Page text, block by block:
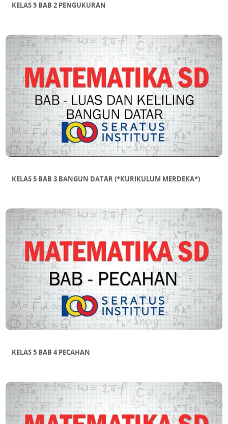
KELAS 5 BAB 2 PENGUKURAN
KELAS 5 BAB 3 BANGUN DATAR (*KURIKULUM MERDEKA*)
KELAS 5 BAB 4 PECAHAN